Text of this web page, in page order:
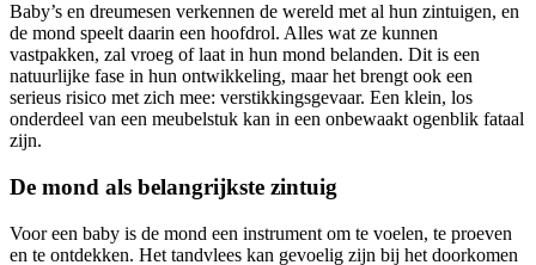
Baby’s en dreumesen verkennen de wereld met al hun zintuigen, en
de mond speelt daarin een hoofdrol. Alles wat ze kunnen
vastpakken, zal vroeg of laat in hun mond belanden. Dit is een
natuurlijke fase in hun ontwikkeling, maar het brengt ook een
serieus risico met zich mee: verstikkingsgevaar. Een klein, los
onderdeel van een meubelstuk kan in een onbewaakt ogenblik fataal
zijn.
De mond als belangrijkste zintuig
Voor een baby is de mond een instrument om te voelen, te proeven
en te ontdekken. Het tandvlees kan gevoelig zijn bij het doorkomen